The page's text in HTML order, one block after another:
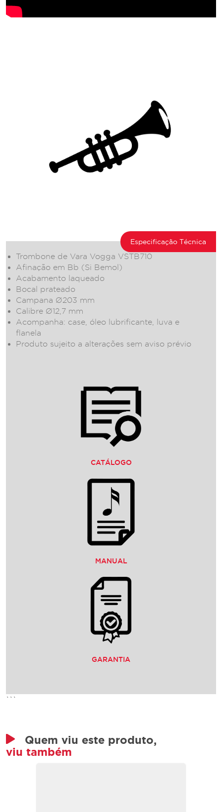
Trombone de Vara Vogga VSTB710
Afinação em Bb (Si Bemol)
Acabamento laqueado
Bocal prateado
Campana Ø203 mm
Calibre Ø12,7 mm
Acompanha: case, óleo lubrificante, luva e
flanela
Produto sujeito a alterações sem aviso prévio
Especificação Técnica
CATÁLOGO
MANUAL
GARANTIA
```
Quem viu este produto,
viu também